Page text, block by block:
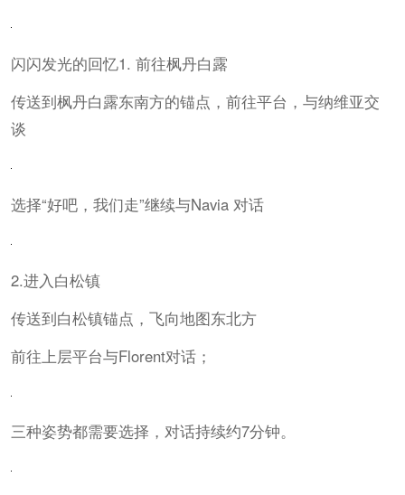
闪闪发光的回忆1. 前往枫丹白露
传送到枫丹白露东南方的锚点，前往平台，与纳维亚交
谈
选择“好吧，我们走”继续与Navia 对话
2.进入白松镇
传送到白松镇锚点，飞向地图东北方
前往上层平台与Florent对话；
三种姿势都需要选择，对话持续约7分钟。